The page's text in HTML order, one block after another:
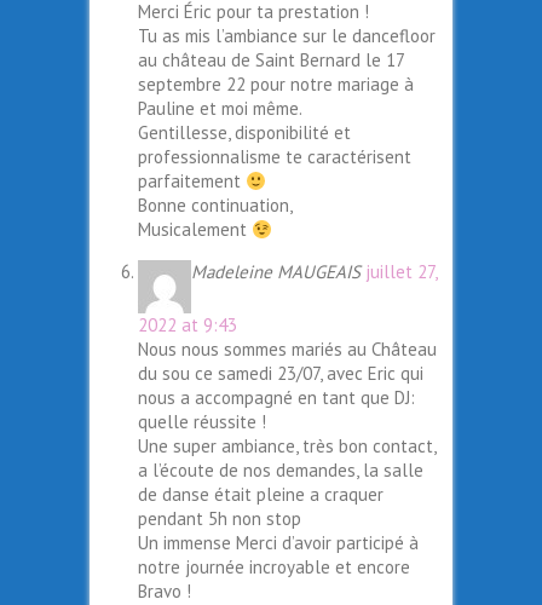
Merci Éric pour ta prestation !
Tu as mis l’ambiance sur le dancefloor
au château de Saint Bernard le 17
septembre 22 pour notre mariage à
Pauline et moi même.
Gentillesse, disponibilité et
professionnalisme te caractérisent
parfaitement
Bonne continuation,
Musicalement
Madeleine MAUGEAIS juillet 27,
2022 at 9:43
Nous nous sommes mariés au Château
du sou ce samedi 23/07, avec Eric qui
nous a accompagné en tant que DJ:
quelle réussite !
Une super ambiance, très bon contact,
a l’écoute de nos demandes, la salle
de danse était pleine a craquer
pendant 5h non stop
Un immense Merci d’avoir participé à
notre journée incroyable et encore
Bravo !